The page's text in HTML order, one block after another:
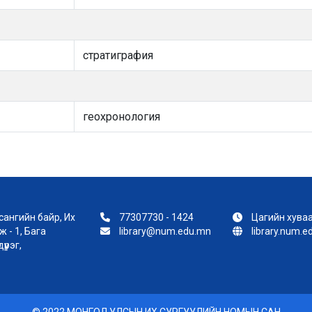
стратиграфия
геохронология
байр, Их
- 1, Бага
77307730 - 1424
library@num.edu.mn
Цагийн